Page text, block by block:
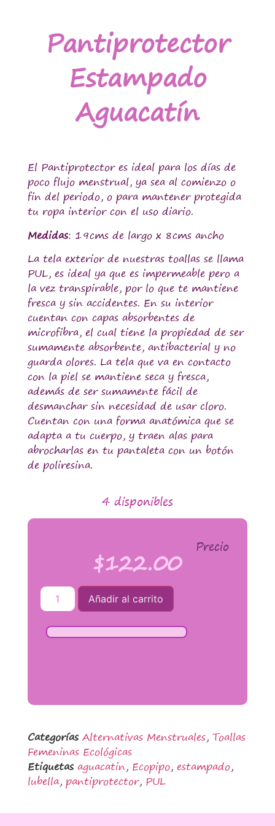
Pantiprotector
Estampado
Aguacatín
El Pantiprotector es ideal para los días de
poco flujo menstrual, ya sea al comienzo o
fin del periodo, o para mantener protegida
tu ropa interior con el uso diario.
Medidas: 19cms de largo x 8cms ancho
La tela exterior de nuestras toallas se llama
PUL, es ideal ya que es impermeable pero a
la vez transpirable, por lo que te mantiene
fresca y sin accidentes. En su interior
cuentan con capas absorbentes de
microfibra, el cual tiene la propiedad de ser
sumamente absorbente, antibacterial y no
guarda olores. La tela que va en contacto
con la piel se mantiene seca y fresca,
además de ser sumamente fácil de
desmanchar sin necesidad de usar cloro.
Cuentan con una forma anatómica que se
adapta a tu cuerpo, y traen alas para
abrocharlas en tu pantaleta con un botón
de poliresina.
4 disponibles
Precio
$122.00
Añadir al carrito
Categorías Alternativas Menstruales, Toallas
Femeninas Ecológicas
Etiquetas aguacatin, Ecopipo, estampado,
lubella, pantiprotector, PUL